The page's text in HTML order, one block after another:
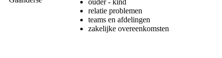
ouder - kind
relatie problemen
teams en afdelingen
zakelijke overeenkomsten